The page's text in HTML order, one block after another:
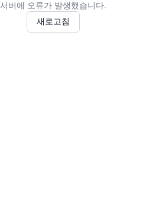
서버에 오류가 발생했습니다.
새로고침